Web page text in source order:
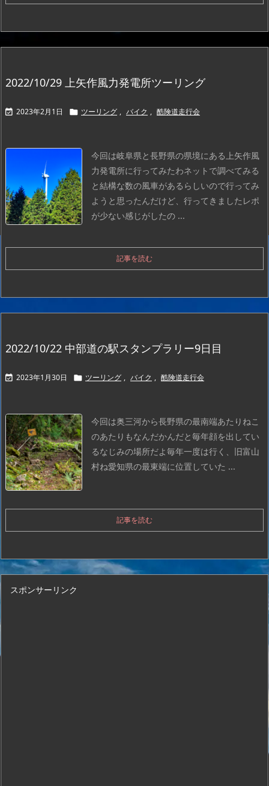
2022/10/29 上矢作風力発電所ツーリング
 2023年2月1日  ツーリング , バイク , 酷険道走行会
今回は岐阜県と長野県の県境にある上矢作風
力発電所に行ってみたわネットで調べてみる
と結構な数の風車があるらしいので行ってみ
ようと思ったんだけど、行ってきましたレポ
が少ない感じがしたの ...
記事を読む
2022/10/22 中部道の駅スタンプラリー9日目
 2023年1月30日  ツーリング , バイク , 酷険道走行会
今回は奥三河から長野県の最南端あたりねこ
のあたりもなんだかんだと毎年顔を出してい
るなじみの場所だよ毎年一度は行く、旧富山
村ね愛知県の最東端に位置していた ...
記事を読む
スポンサーリンク